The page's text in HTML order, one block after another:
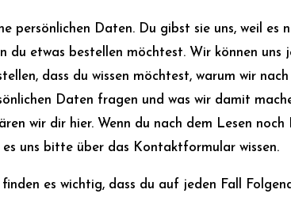
persönlichen Daten. Du gibst sie uns, weil es
du etwas bestellen möchtest. Wir können uns
dass du wissen möchtest, warum wir
Daten fragen und was wir damit
wir dir hier. Wenn du nach dem Lesen noch
es uns bitte über das Kontaktformular wissen.
es wichtig, dass du auf jeden Fall